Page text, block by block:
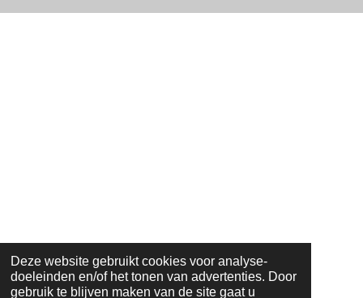
Deze website gebruikt cookies voor analyse-
doeleinden en/of het tonen van advertenties. Door
gebruik te blijven maken van de site gaat u